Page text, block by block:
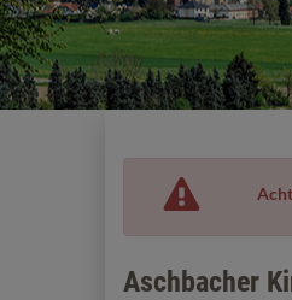
Aschbacher